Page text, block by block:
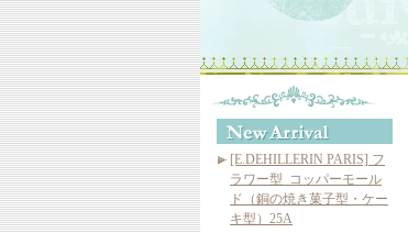
[E.DEHILLERIN PARIS] フ
ラワー型_コッパーモール
ド（銅の焼き菓子型・ケー
キ型）25A